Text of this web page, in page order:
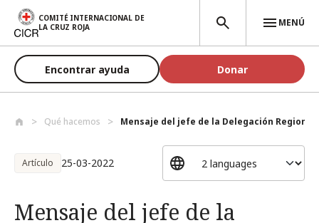
Pasar al contenido principal
COMITÉ INTERNACIONAL DE
LA CRUZ ROJA
MENÚ
Encontrar ayuda Donar
Qué hacemos Mensaje del jefe de la Delegación Region...
Artículo 25-03-2022
Mensaje del jefe de la